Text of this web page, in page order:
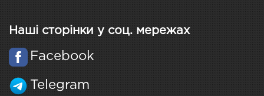
Наші сторінки у соц. мережах
Facebook
Telegram